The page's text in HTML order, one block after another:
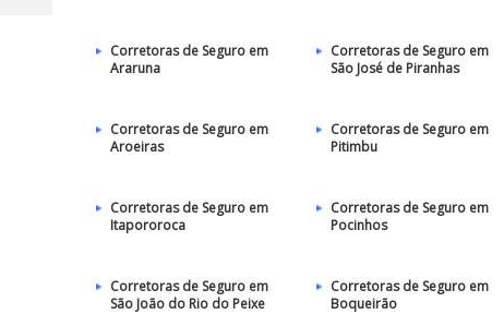
Corretoras de Seguro em
Araruna
Corretoras de Seguro em
São José de Piranhas
Corretoras de Seguro em
Aroeiras
Corretoras de Seguro em
Pitimbu
Corretoras de Seguro em
Itapororoca
Corretoras de Seguro em
Pocinhos
Corretoras de Seguro em
São João do Rio do Peixe
Corretoras de Seguro em
Boqueirão